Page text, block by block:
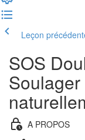
Leçon
SOS
A PROPOS